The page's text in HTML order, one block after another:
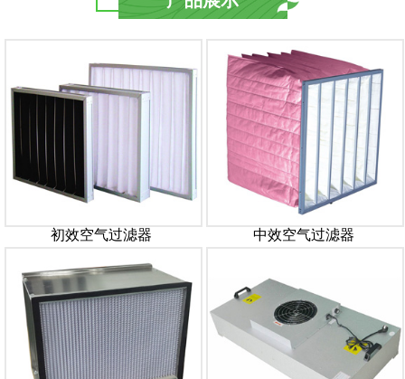
初效空气过滤器 中效空气过滤器